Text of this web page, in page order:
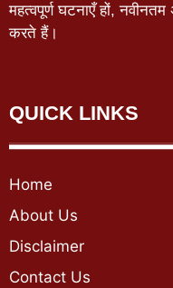
महत्वपूर्ण घटनाएँ हों,
करते हैं।
QUICK LINKS
Home
About Us
Disclaimer
Contact Us